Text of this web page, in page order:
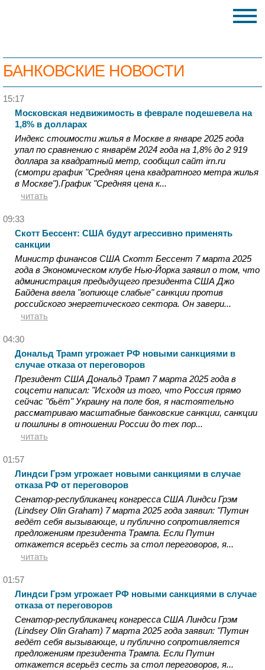
БАНКОВСКИЕ НОВОСТИ
15:17
Московская недвижимость в феврале подешевела на
1,8% в долларах
Индекс стоимости жилья в Москве в январе 2025 года
упал по сравнению с январём 2024 года на 1,8% до 2 919
доллара за квадратный метр, сообщил сайт irn.ru
(смотри график "Средняя цена квадратного метра жилья
в Москве").График "Средняя цена к...
читать
09:33
Скотт Бессент: США будут агрессивно применять
санкции
Министр финансов США Скотт Бессент 7 марта 2025
года в Экономическом клубе Нью-Йорка заявил о том, что
администрация предыдущего президента США Джо
Байдена ввела "вопиюще слабые" санкции против
российского энергетического сектора. Он завери...
читать
04:30
Дональд Трамп угрожает РФ новыми санкциями в
случае отказа от переговоров
Президент США Дональд Трамп 7 марта 2025 года в
соцсети написал: "Исходя из того, что Россия прямо
сейчас "бьёт" Украину на поле боя, я настоятельно
рассматриваю масштабные банковские санкции, санкции
и пошлины в отношении России до тех пор...
читать
01:57
Линдси Грэм угрожает новыми санкциями в случае
отказа РФ от переговоров
Сенатор-республиканец конгресса США Линдси Грэм
(Lindsey Olin Graham) 7 марта 2025 года заявил: "Путин
ведёт себя вызывающе, и публично сопротивляется
предложениям президента Трампа. Если Путин
откажется всерьёз сесть за стол переговоров, я...
читать
01:57
Линдси Грэм угрожает РФ новыми санкциями в случае
отказа от переговоров
Сенатор-республиканец конгресса США Линдси Грэм
(Lindsey Olin Graham) 7 марта 2025 года заявил: "Путин
ведёт себя вызывающе, и публично сопротивляется
предложениям президента Трампа. Если Путин
откажется всерьёз сесть за стол переговоров, я...